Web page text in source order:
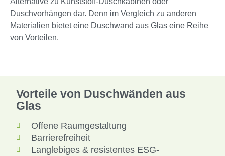
Duschvorhängen dar. Denn im Vergleich zu anderen
Materialien bietet eine Duschwand aus Glas eine Reihe
von Vorteilen.
Vorteile von Duschwänden aus
Glas
Offene Raumgestaltung
Barrierefreiheit
Langlebiges & resistentes ESG-